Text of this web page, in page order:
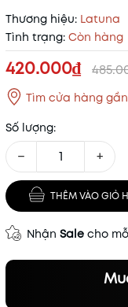
Thương hiệu: Latuna
Tình trạng: Còn hàng
420.000₫
Tìm cửa hàng
Số lượng:
− +
THÊM VÀO GIỎ
Nhận Sale cho